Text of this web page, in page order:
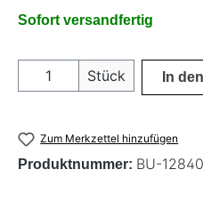
Sofort versandfertig
Produkt Anzahl:
Stück In
Zum Merkzettel hinzufügen
Produktnummer: BU-12840